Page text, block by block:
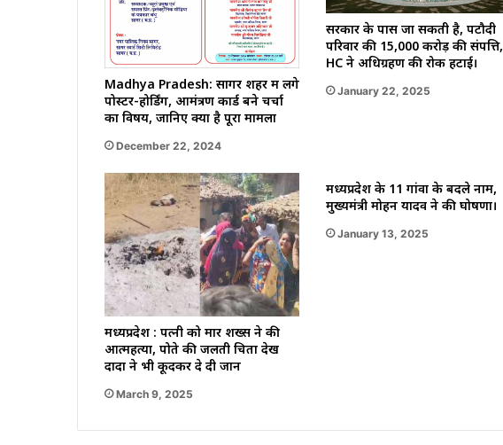
Madhya Pradesh: सागर शहर में लगे
पोस्टर-होर्डिंग, आमंत्रण कार्ड बने चर्चा
का विषय, जानिए क्या है पूरा मामला
December 22, 2024
सरकार के पास जा सकती है, पटौदी
परिवार की 15,000 करोड़ की संपत्ति,
HC ने अधिग्रहण की रोक हटाई।
January 22, 2025
मध्यप्रदेश : पत्नी को मार शख्स ने की
आत्महत्या, पोते की जलती चिता देख
दादा ने भी कूदकर दे दी जान
March 9, 2025
मध्यप्रदेश के 11 गांवों के बदले नाम,
मुख्यमंत्री मोहन यादव ने की घोषणा।
January 13, 2025